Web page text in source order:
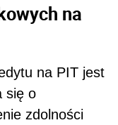
na
na PIT jest
się o
zdolności